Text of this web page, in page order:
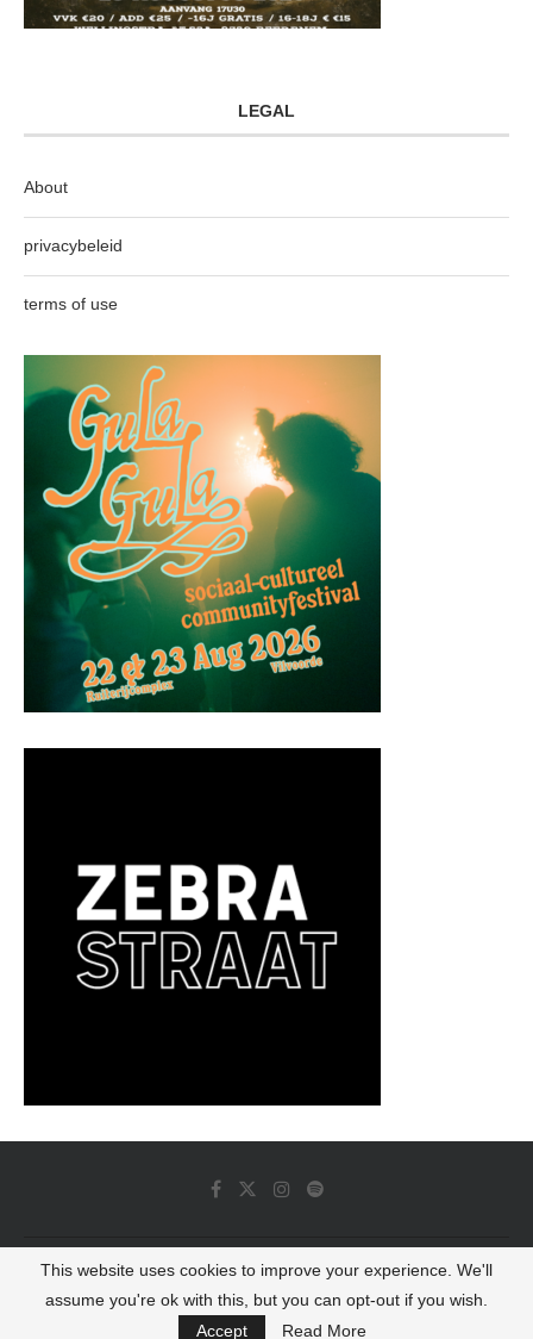
LEGAL
About
privacybeleid
terms of use
© 2022 - Luminous Dash All Rights Reserved
BACK TO TOP
This website uses cookies to improve your experience. We'll
assume you're ok with this, but you can opt-out if you wish.
Accept
Read More